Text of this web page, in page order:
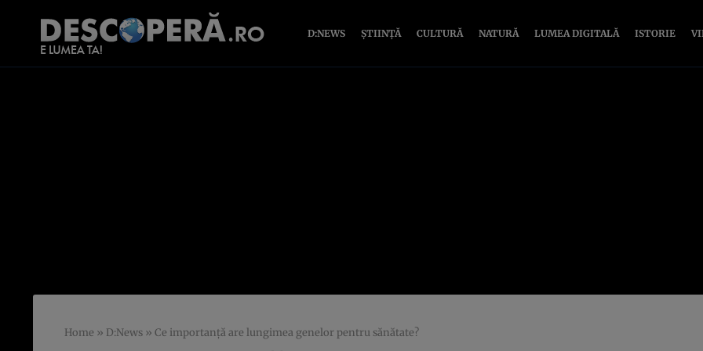
D:NEWS ȘTIINȚĂ CULTURĂ NATURĂ LUMEA DIGITALĂ ISTORIE
Home » D:News » Ce importanţă are lungimea genelor pentru sănătate?